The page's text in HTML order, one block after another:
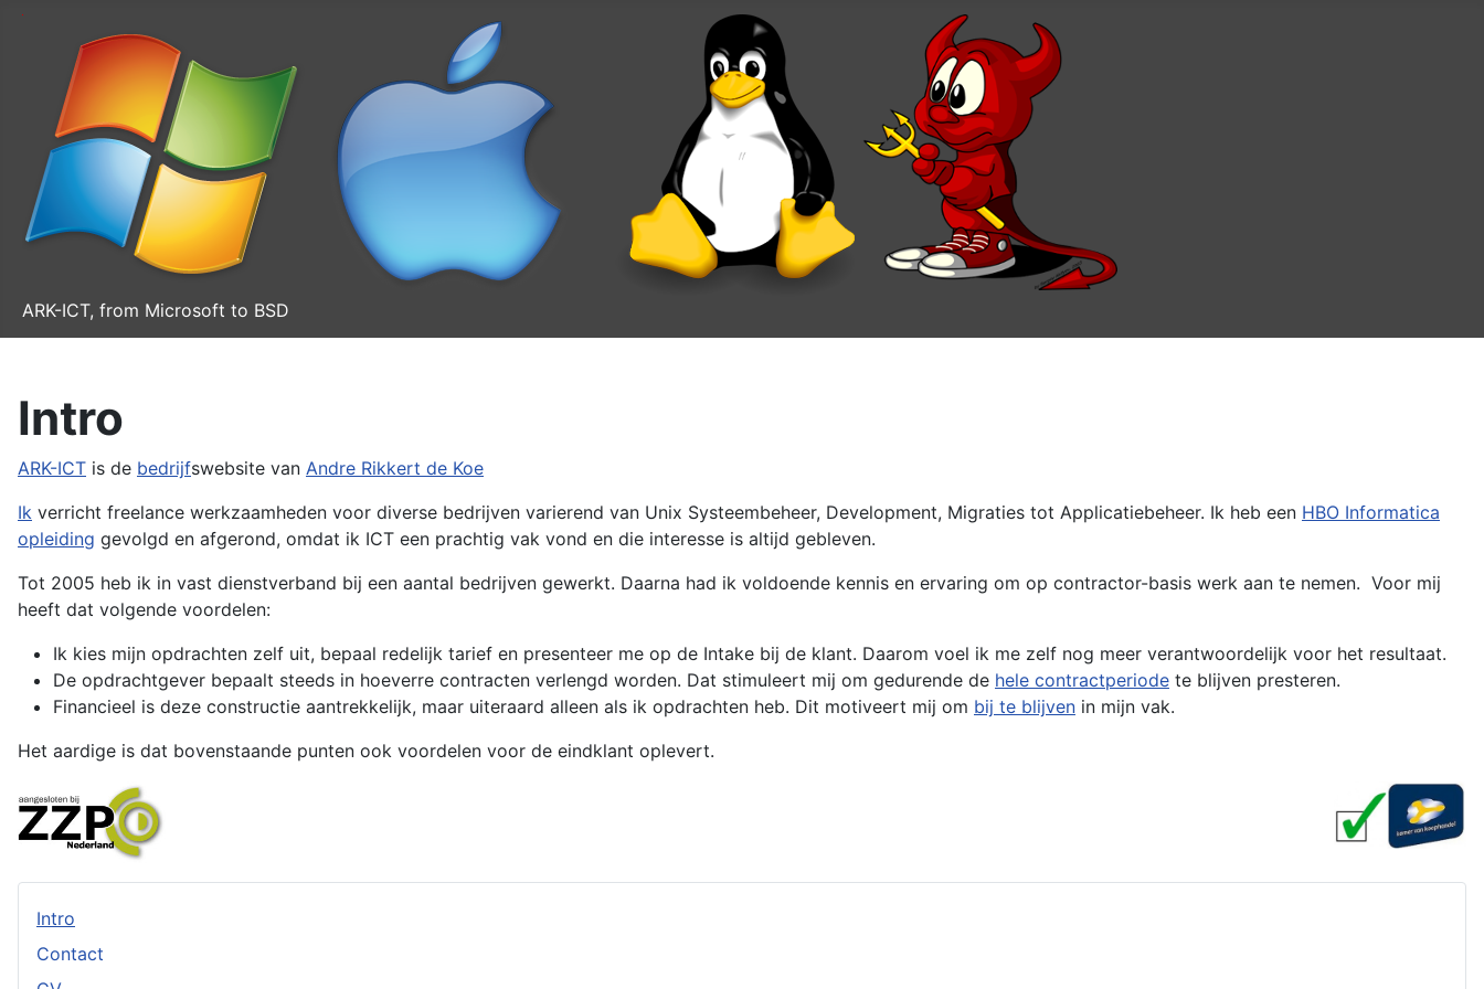
ARK-ICT, from Microsoft to BSD
Intro
Contact
Intro
ARK-ICT is de bedrijfswebsite van Andre Rikkert de Koe
Ik verricht freelance werkzaamheden voor diverse bedrijven varierend van Unix Systeembeheer, Development, Migraties tot Applicatiebeheer. Ik heb een HBO Informatica
opleiding gevolgd en afgerond, omdat ik ICT een prachtig vak vond en die interesse is altijd gebleven.
Tot 2005 heb ik in vast dienstverband bij een aantal bedrijven gewerkt. Daarna had ik voldoende kennis en ervaring om op contractor-basis werk aan te nemen. Voor mij
heeft dat volgende voordelen:
Ik kies mijn opdrachten zelf uit, bepaal redelijk tarief en presenteer me op de Intake bij de klant. Daarom voel ik me zelf nog meer verantwoordelijk voor het resultaat.
De opdrachtgever bepaalt steeds in hoeverre contracten verlengd worden. Dat stimuleert mij om gedurende de hele contractperiode te blijven presteren.
Financieel is deze constructie aantrekkelijk, maar uiteraard alleen als ik opdrachten heb. Dit motiveert mij om bij te blijven in mijn vak.
Het aardige is dat bovenstaande punten ook voordelen voor de eindklant oplevert.